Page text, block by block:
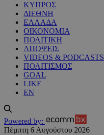
ΚΥΠΡΟΣ
ΔΙΕΘΝΗ
ΕΛΛΑΔΑ
ΟΙΚΟΝΟΜΙΑ
ΠΟΛΙΤΙΚΗ
ΑΠΟΨΕΙΣ
VIDEOS & PODCASTS
ΠΟΛΙΤΙΣΜΟΣ
GOAL
LIKE
EN
Powered by:
Πέμπτη 6 Αυγούστου 2026